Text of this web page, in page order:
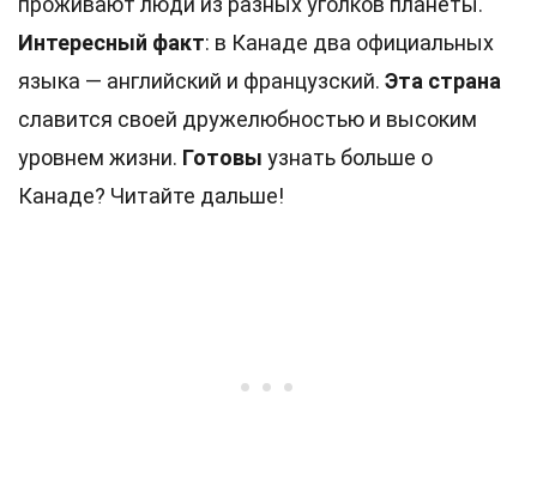
Интересный факт: в Канаде два официальных
языка — английский и французский. Эта страна
славится своей дружелюбностью и высоким
уровнем жизни. Готовы узнать больше о
Канаде? Читайте дальше!